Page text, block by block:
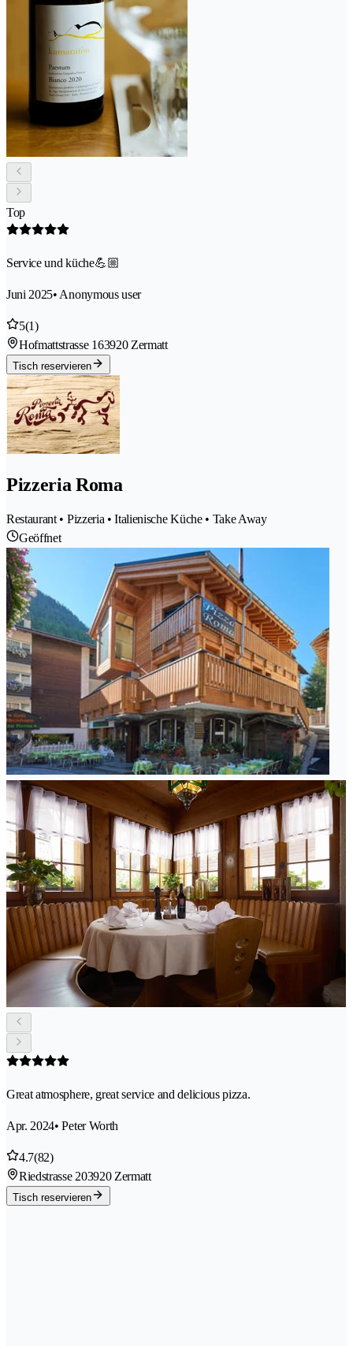
Top
Service und küche💪🏼
Juni 2025• Anonymous user
5(1)
Hofmattstrasse 163920 Zermatt
Tisch reservieren
Pizzeria Roma
Restaurant • Pizzeria • Italienische Küche • Take Away
Geöffnet
Great atmosphere, great service and delicious pizza.
Apr. 2024• Peter Worth
4.7(82)
Riedstrasse 203920 Zermatt
Tisch reservieren